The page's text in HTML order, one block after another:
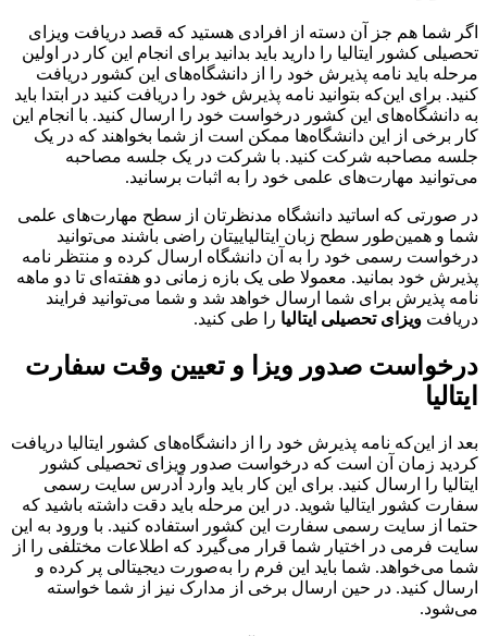
اگر شما هم جز آن دسته از افرادی هستید که قصد دریافت ویزای
تحصیلی کشور ایتالیا را دارید باید بدانید برای انجام این کار در اولین
مرحله باید نامه پذیرش خود را از دانشگاه‌های این کشور دریافت
کنید. برای این‌که بتوانید نامه پذیرش خود را دریافت کنید در ابتدا باید
به دانشگاه‌های این کشور درخواست خود را ارسال کنید. با انجام این
کار برخی از این دانشگاه‌ها ممکن است از شما بخواهند که در یک
جلسه مصاحبه شرکت کنید. با شرکت در یک جلسه مصاحبه
می‌توانید مهارت‌های علمی خود را به اثبات برسانید.
در صورتی که اساتید دانشگاه مدنظرتان از سطح مهارت‌های علمی
شما و همین‌طور سطح زبان ایتالیاییتان راضی باشند می‌توانید
درخواست رسمی خود را به آن دانشگاه ارسال کرده و منتظر نامه
پذیرش خود بمانید. معمولا طی یک بازه زمانی دو هفته‌ای تا دو ماهه
نامه پذیرش برای شما ارسال خواهد شد و شما می‌توانید فرایند
دریافت ویزای تحصیلی ایتالیا را طی کنید.
درخواست صدور ویزا و تعیین وقت سفارت
ایتالیا
بعد از این‌که نامه پذیرش خود را از دانشگاه‌های کشور ایتالیا دریافت
کردید زمان آن است که درخواست صدور ویزای تحصیلی کشور
ایتالیا را ارسال کنید. برای این کار باید وارد آدرس سایت رسمی
سفارت کشور ایتالیا شوید. در این مرحله باید دقت داشته باشید که
حتما از سایت رسمی سفارت این کشور استفاده کنید. با ورود به این
سایت فرمی در اختیار شما قرار می‌گیرد که اطلاعات مختلفی را از
شما می‌خواهد. شما باید این فرم را به‌صورت دیجیتالی پر کرده و
ارسال کنید. در حین ارسال برخی از مدارک نیز از شما خواسته
می‌شود.